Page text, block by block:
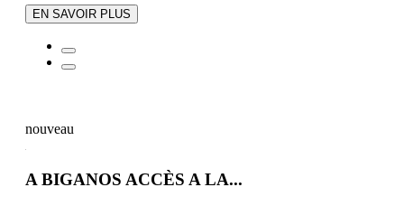
EN SAVOIR PLUS
nouveau
A BIGANOS ACCÈS A LA...